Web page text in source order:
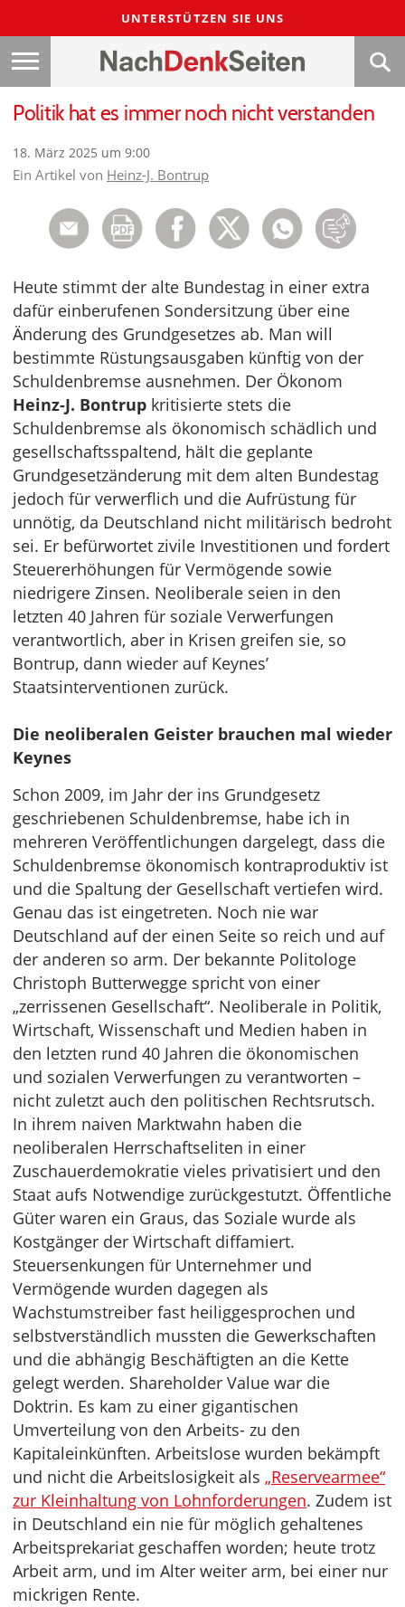
UNTERSTÜTZEN SIE UNS
Politik hat es immer noch nicht verstanden
18. März 2025 um 9:00
Ein Artikel von Heinz-J. Bontrup
Heute stimmt der alte Bundestag in einer extra
dafür einberufenen Sondersitzung über eine
Änderung des Grundgesetzes ab. Man will
bestimmte Rüstungsausgaben künftig von der
Schuldenbremse ausnehmen. Der Ökonom
Heinz-J. Bontrup kritisierte stets die
Schuldenbremse als ökonomisch schädlich und
gesellschaftsspaltend, hält die geplante
Grundgesetzänderung mit dem alten Bundestag
jedoch für verwerflich und die Aufrüstung für
unnötig, da Deutschland nicht militärisch bedroht
sei. Er befürwortet zivile Investitionen und fordert
Steuererhöhungen für Vermögende sowie
niedrigere Zinsen. Neoliberale seien in den
letzten 40 Jahren für soziale Verwerfungen
verantwortlich, aber in Krisen greifen sie, so
Bontrup, dann wieder auf Keynes’
Staatsinterventionen zurück.
Die neoliberalen Geister brauchen mal wieder
Keynes
Schon 2009, im Jahr der ins Grundgesetz
geschriebenen Schuldenbremse, habe ich in
mehreren Veröffentlichungen dargelegt, dass die
Schuldenbremse ökonomisch kontraproduktiv ist
und die Spaltung der Gesellschaft vertiefen wird.
Genau das ist eingetreten. Noch nie war
Deutschland auf der einen Seite so reich und auf
der anderen so arm. Der bekannte Politologe
Christoph Butterwegge spricht von einer
„zerrissenen Gesellschaft“. Neoliberale in Politik,
Wirtschaft, Wissenschaft und Medien haben in
den letzten rund 40 Jahren die ökonomischen
und sozialen Verwerfungen zu verantworten –
nicht zuletzt auch den politischen Rechtsrutsch.
In ihrem naiven Marktwahn haben die
neoliberalen Herrschaftseliten in einer
Zuschauerdemokratie vieles privatisiert und den
Staat aufs Notwendige zurückgestutzt. Öffentliche
Güter waren ein Graus, das Soziale wurde als
Kostgänger der Wirtschaft diffamiert.
Steuersenkungen für Unternehmer und
Vermögende wurden dagegen als
Wachstumstreiber fast heiliggesprochen und
selbstverständlich mussten die Gewerkschaften
und die abhängig Beschäftigten an die Kette
gelegt werden. Shareholder Value war die
Doktrin. Es kam zu einer gigantischen
Umverteilung von den Arbeits- zu den
Kapitaleinkünften. Arbeitslose wurden bekämpft
und nicht die Arbeitslosigkeit als „Reservearmee“
zur Kleinhaltung von Lohnforderungen. Zudem ist
in Deutschland ein nie für möglich gehaltenes
Arbeitsprekariat geschaffen worden; heute trotz
Arbeit arm, und im Alter weiter arm, bei einer nur
mickrigen Rente.